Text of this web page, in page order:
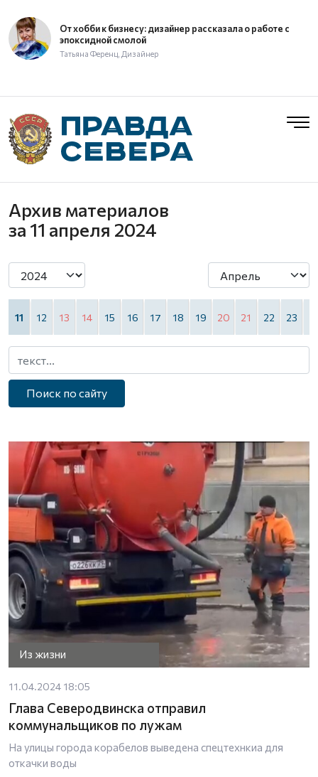
От хобби к бизнесу: дизайнер рассказала о работе с
эпоксидной смолой
Татьяна Ференц, Дизайнер
Архив материалов
за 11 апреля 2024
11 12 13 14 15 16 17 18 19 20 21 22 23
Поиск по сайту
Из жизни
11.04.2024 18:05
Глава Северодвинска отправил
коммунальщиков по лужам
На улицы города корабелов выведена спецтехнкиа для
откачки воды